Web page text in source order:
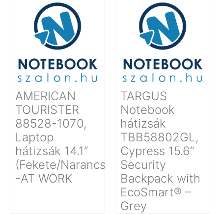
AMERICAN
TOURISTER
88528-1070,
Laptop
hátizsák 14.1″
(Fekete/Narancssárga)
-AT WORK
TARGUS
Notebook
hátizsák
TBB58802GL,
Cypress 15.6”
Security
Backpack with
EcoSmart® –
Grey